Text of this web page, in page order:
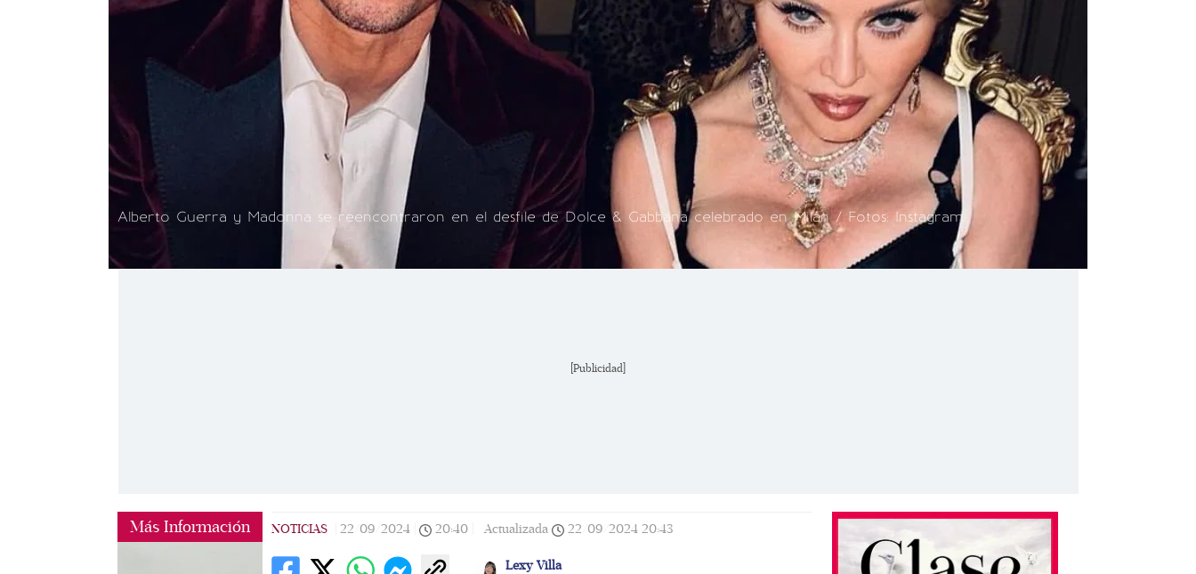
Alberto Guerra y Madonna se reencontraron en el desfile de Dolce & Gabbana celebrado en Milán / Fotos: Instagram
[Publicidad]
Más Información NOTICIAS 22/09/2024 20:40 Actualizada 22/09/2024 20:43
Lexy Villa